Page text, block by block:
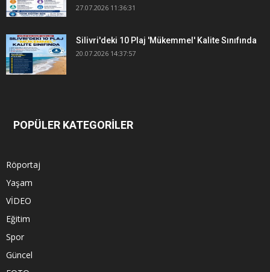
27.07.2026 11:36:31
Silivri'deki 10 Plaj 'Mükemmel' Kalite Sınıfında
20.07.2026 14:37:57
POPÜLER KATEGORİLER
Röportaj
Yaşam
VİDEO
Eğitim
Spor
Güncel